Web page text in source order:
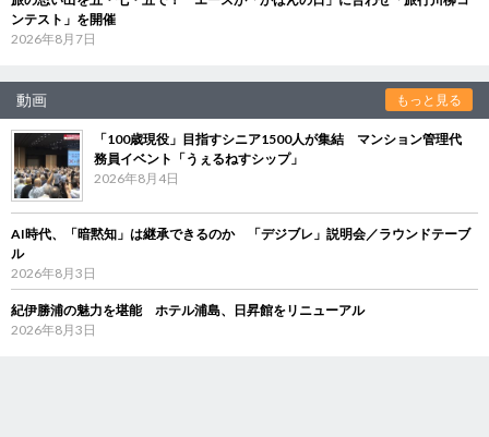
ンテスト」を開催
2026年8月7日
動画 もっと見る
「100歳現役」目指すシニア1500人が集結 マンション管理代
務員イベント「うぇるねすシップ」
2026年8月4日
AI時代、「暗黙知」は継承できるのか 「デジブレ」説明会／ラウンドテーブ
ル
2026年8月3日
紀伊勝浦の魅力を堪能 ホテル浦島、日昇館をリニューアル
2026年8月3日